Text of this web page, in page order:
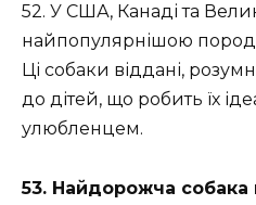
52. У США, Канаді та
найпопулярнішою
Ці собаки віддані,
до дітей, що робить їх
улюбленцем.
53. Найдорожча собака